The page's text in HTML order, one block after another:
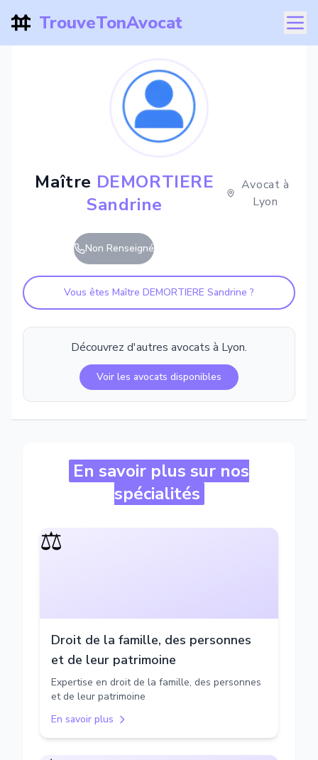
TrouveTonAvocat
Maître DEMORTIERE
Sandrine
Avocat à
Lyon
Non Renseigné
Vous êtes Maître DEMORTIERE Sandrine ?
Découvrez d'autres avocats à Lyon.
Voir les avocats disponibles
En savoir plus sur nos
spécialités
⚖️
Droit de la famille, des personnes
et de leur patrimoine
Expertise en droit de la famille, des personnes
et de leur patrimoine
En savoir plus